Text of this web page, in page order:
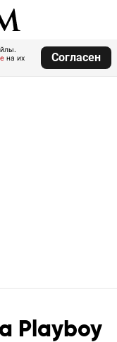
на их
Согласен
Playboy